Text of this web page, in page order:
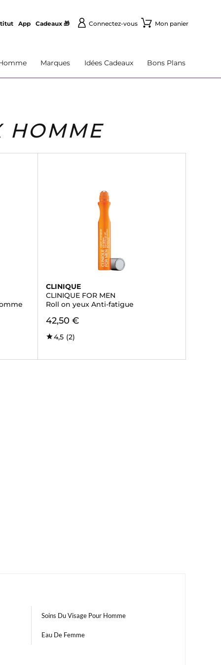
App Cadeaux 🎁 Connectez-vous Mon panier
Marques Idées Cadeaux Bons Plans
HOMME
CLINIQUE
CLINIQUE FOR MEN
Roll on yeux Anti-fatigue
42,50 €
4,5 (2)
Soins Du Visage Pour Homme
Eau De Femme